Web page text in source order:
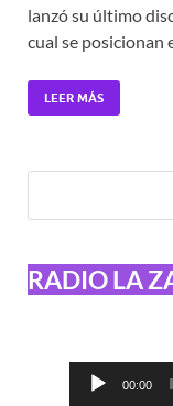
lanzó su último
cual se posicionan
LEER MÁS
RADIO LA
Reproductor
00:00